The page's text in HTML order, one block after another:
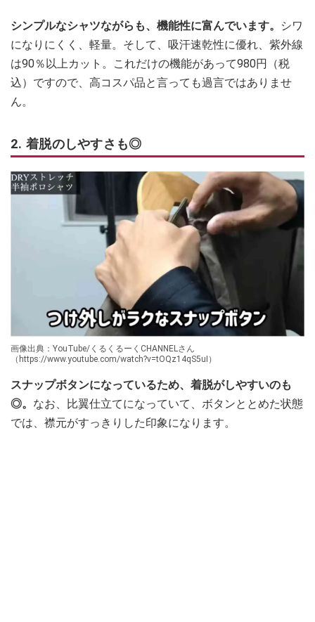
シンプルなシャツながらも、機能性に富んでいます。
シワ
になりにくく、軽量。そして、吸汗速乾性に優れ、紫外線
は90％以上カット。これだけの機能があって980円（税
込）ですので、高コスパ品と言っても過言ではありませ
ん。
2. 着脱のしやすさも◎
画像出典：YouTube/くるくるーくCHANNELさん
（https://www.youtube.com/watch?v=tOQz14qS5uI）
スナップボタンになっているため、着脱がしやすいのも
◎。 なお、比翼仕立てになっていて、ボタンととめた状態
では、襟元がすっきりした印象になります。